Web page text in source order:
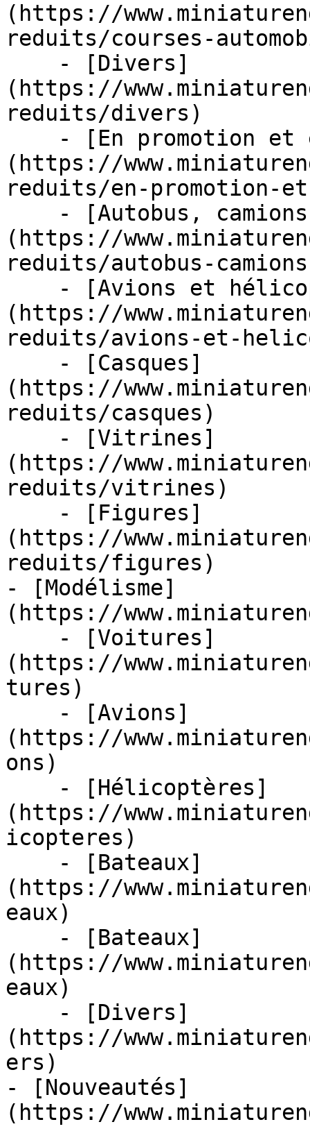
(https://
reduits/courses-
(https://
reduits/divers)
(https://
reduits/en-promotion-
(https://
reduits/autobus-
(https://
reduits/avions-et-
(https://
reduits/casques)
(https://
reduits/vitrines)
(https://
reduits/figures)
- [Modélisme]
(https://
(https://
tures)
(https://
ons)
(https://
icopteres)
(https://
eaux)
(https://
eaux)
(https://
ers)
- [Nouveautés]